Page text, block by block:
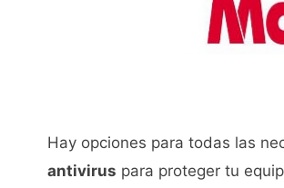
Hay opciones para todas las
antivirus para proteger tu